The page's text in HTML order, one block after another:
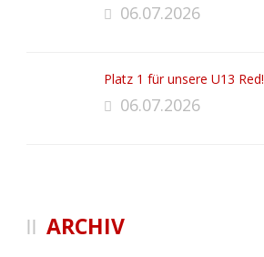
06.07.2026
Platz 1 für unsere U13 Red!
06.07.2026
ARCHIV